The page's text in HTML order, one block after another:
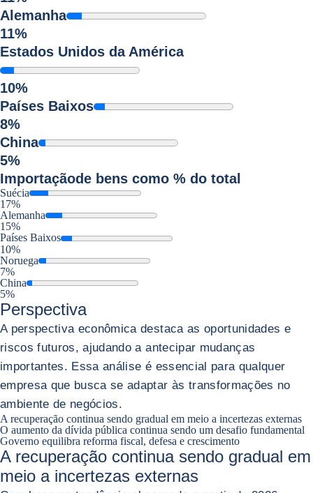
Alemanha
11%
Estados Unidos da América
10%
Países Baixos
8%
China
5%
Importaçãode bens como % do total
Suécia
17%
Alemanha
15%
Países Baixos
10%
Noruega
7%
China
5%
Perspectiva
A perspectiva econômica destaca as oportunidades e
riscos futuros, ajudando a antecipar mudanças
importantes. Essa análise é essencial para qualquer
empresa que busca se adaptar às transformações no
ambiente de negócios.
A recuperação continua sendo gradual em meio a incertezas externas
O aumento da dívida pública continua sendo um desafio fundamental
Governo equilibra reforma fiscal, defesa e crescimento
A recuperação continua sendo gradual em
meio a incertezas externas